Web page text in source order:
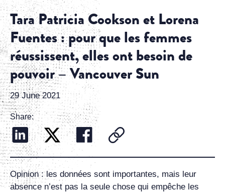
Tara Patricia Cookson et Lorena
Fuentes : pour que les femmes
réussissent, elles ont besoin de
pouvoir – Vancouver Sun
29 June 2021
Share:
Opinion : les données sont importantes, mais leur
absence n’est pas la seule chose qui empêche les